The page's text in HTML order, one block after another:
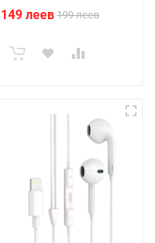
149 леев 199 леев